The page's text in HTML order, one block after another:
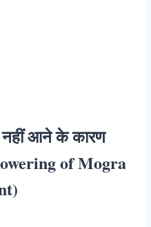
नहीं आने के कारण
of Mogra